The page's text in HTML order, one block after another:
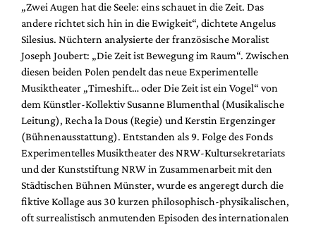
Podcast
Service
Shop / Abo
Newsletter
Redaktion
Autor:innen
Partner
Mediadaten
Suche
„Zwei Augen hat die Seele: eins schauet in die Zeit. Das
andere richtet sich hin in die Ewigkeit“, dichtete Angelus
Silesius. Nüchtern analysierte der französische Moralist
Joseph Joubert: „Die Zeit ist Bewegung im Raum“. Zwischen
diesen beiden Polen pendelt das neue Experimentelle
Musiktheater „Timeshift… oder Die Zeit ist ein Vogel“ von
dem Künstler-Kollektiv Susanne Blumenthal (Musikalische
Leitung), Recha la Dous (Regie) und Kerstin Ergenzinger
(Bühnenausstattung). Entstanden als 9. Folge des Fonds
Experimentelles Musiktheater des NRW-Kultursekretariats
und der Kunststiftung NRW in Zusammenarbeit mit den
Städtischen Bühnen Münster, wurde es angeregt durch die
fiktive Kollage aus 30 kurzen philosophisch-physikalischen,
oft surrealistisch anmutenden Episoden des internationalen